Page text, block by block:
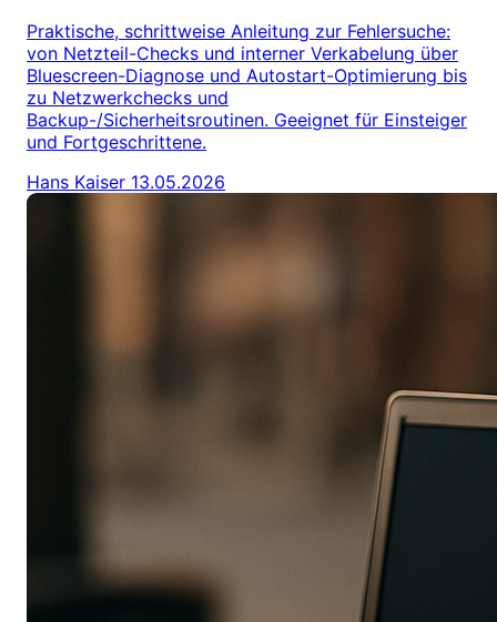
Praktische, schrittweise Anleitung zur Fehlersuche:
von Netzteil-Checks und interner Verkabelung über
Bluescreen-Diagnose und Autostart-Optimierung bis
zu Netzwerkchecks und
Backup-/Sicherheitsroutinen. Geeignet für Einsteiger
und Fortgeschrittene.
Hans Kaiser 13.05.2026